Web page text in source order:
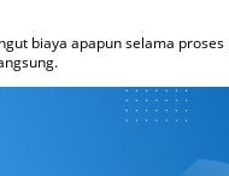
biaya apapun selama